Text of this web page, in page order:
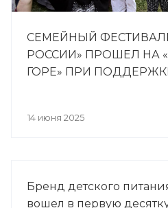
СЕМЕЙНЫЙ
РОССИИ» ПРОШЕЛ НА
ГОРЕ» ПРИ
14 июня 2025
Бренд детского
вошел в первую